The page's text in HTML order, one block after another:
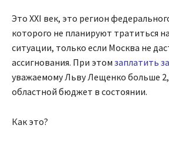
Это XXI век, это регион
которого не планируют тратиться
ситуации, только если Москва не
ассигнования. При этом заплатить
уважаемому Льву Лещенко больше
областной бюджет в состоянии.
Как это?